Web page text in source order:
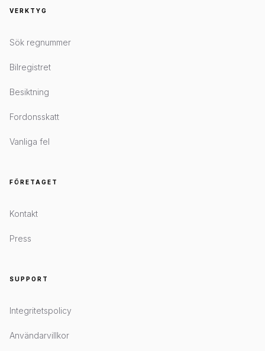
VERKTYG
Sök regnummer
Bilregistret
Besiktning
Fordonsskatt
Vanliga fel
FÖRETAGET
Kontakt
Press
SUPPORT
Integritetspolicy
Användarvillkor